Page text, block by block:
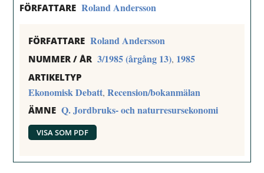
FÖRFATTARE Roland Andersson
FÖRFATTARE Roland Andersson
NUMMER / ÅR 3/1985 (årgång 13), 1985
ARTIKELTYP
Ekonomisk Debatt,Recension/bokanmälan
ÄMNE Q. Jordbruks- och naturresursekonomi
VISA SOM PDF